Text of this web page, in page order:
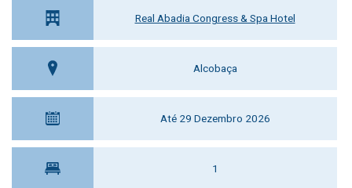
Real Abadia Congress & Spa Hotel
Alcobaça
Até 29 Dezembro 2026
1